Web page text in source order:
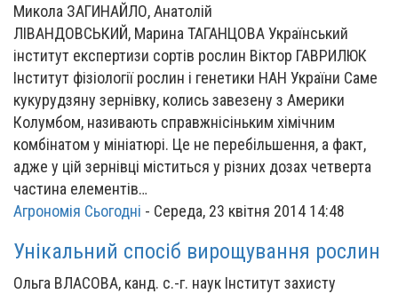
Микола ЗАГИНАЙЛО, Анатолій
ЛІВАНДОВСЬКИЙ, Марина ТАГАНЦОВА Український
інститут експертизи сортів рослин Віктор ГАВРИЛЮК
Інститут фізіології рослин і генетики НАН України Саме
кукурудзяну зернівку, колись завезену з Америки
Колумбом, називають справжнісіньким хімічним
комбінатом у мініатюрі. Це не перебільшення, а факт,
адже у цій зернівці міститься у різних дозах четверта
частина елементів…
Агрономія Сьогодні - Середа, 23 квітня 2014 14:48
Унікальний спосіб вирощування рослин
Ольга ВЛАСОВА, канд. с.-г. наук Інститут захисту